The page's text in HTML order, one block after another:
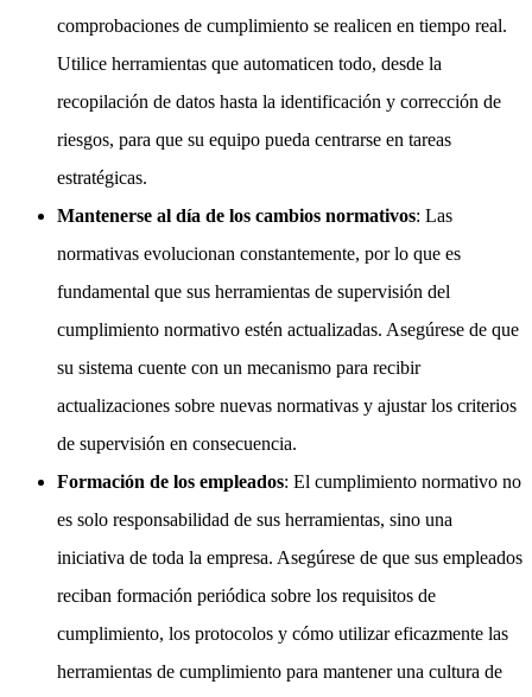
comprobaciones de cumplimiento se realicen en tiempo real.
Utilice herramientas que automaticen todo, desde la
recopilación de datos hasta la identificación y corrección de
riesgos, para que su equipo pueda centrarse en tareas
estratégicas.
Mantenerse al día de los cambios normativos: Las
normativas evolucionan constantemente, por lo que es
fundamental que sus herramientas de supervisión del
cumplimiento normativo estén actualizadas. Asegúrese de que
su sistema cuente con un mecanismo para recibir
actualizaciones sobre nuevas normativas y ajustar los criterios
de supervisión en consecuencia.
Formación de los empleados: El cumplimiento normativo no
es solo responsabilidad de sus herramientas, sino una
iniciativa de toda la empresa. Asegúrese de que sus empleados
reciban formación periódica sobre los requisitos de
cumplimiento, los protocolos y cómo utilizar eficazmente las
herramientas de cumplimiento para mantener una cultura de